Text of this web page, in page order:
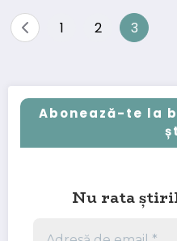
Paginație
1 2 3
Abonează-te la
Nu rata